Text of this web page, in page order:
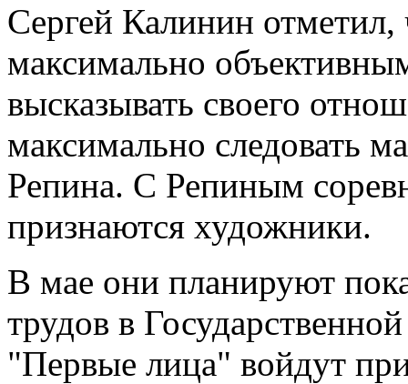
Сергей Калинин отметил,
максимально
высказывать своего
максимально следовать
Репина. С Репиным
признаются художники.
В мае они планируют
трудов в
"Первые лица" войдут